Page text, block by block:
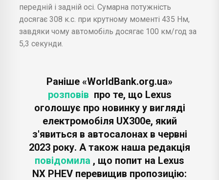
передній і задній осі. Сумарна потужність
досягає 308 к.с. при крутному моменті 435 Нм,
завдяки чому автомобіль досягає 100 км/год за
5,3 секунди.
Раніше «WorldBank.org.ua»
розповів про те, що Lexus
оголошує про новинку у вигляді
електромобіля UX300e, який
з'явиться в автосалонах в червні
2023 року. А також наша редакція
повідомила , що попит на Lexus
NX PHEV перевищив пропозицію: